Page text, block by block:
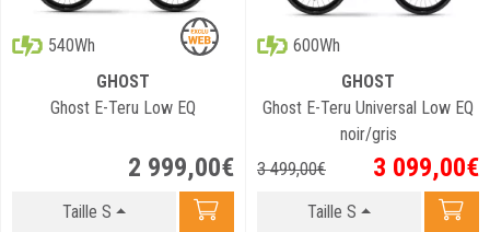
540Wh
GHOST
Ghost E-Teru Low EQ
2 999,00€
Taille S
600Wh
GHOST
Ghost E-Teru Universal Low EQ
noir/gris
3 499,00€ 3 099,00€
Taille S